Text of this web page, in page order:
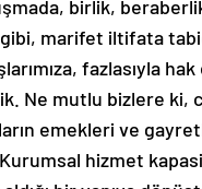
birlik,
marifet iltifata
fazlasıyla
Ne mutlu bizlere ki,
emekleri ve
hizmet